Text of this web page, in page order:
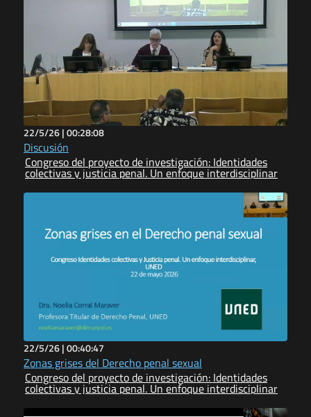
22/5/26 |00:28:08
Discusión
Congreso del proyecto de investigación: Identidades
colectivas y justicia penal. Un enfoque interdisciplinar
22/5/26 |00:40:47
Zonas grises del Derecho penal sexual
Congreso del proyecto de investigación: Identidades
colectivas y justicia penal. Un enfoque interdisciplinar